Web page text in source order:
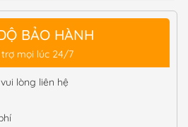
BẢO HÀNH
trợ mọi lúc 24/7
lòng liên hệ